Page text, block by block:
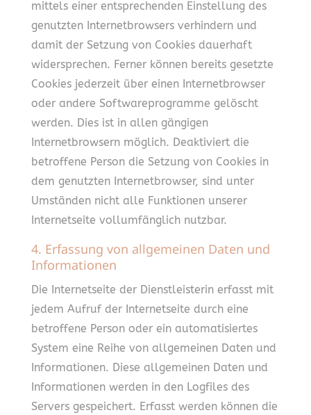
mittels einer entsprechenden Einstellung des
genutzten Internetbrowsers verhindern und
damit der Setzung von Cookies dauerhaft
widersprechen. Ferner können bereits gesetzte
Cookies jederzeit über einen Internetbrowser
oder andere Softwareprogramme gelöscht
werden. Dies ist in allen gängigen
Internetbrowsern möglich. Deaktiviert die
betroffene Person die Setzung von Cookies in
dem genutzten Internetbrowser, sind unter
Umständen nicht alle Funktionen unserer
Internetseite vollumfänglich nutzbar.
4. Erfassung von allgemeinen Daten und
Informationen
Die Internetseite der Dienstleisterin erfasst mit
jedem Aufruf der Internetseite durch eine
betroffene Person oder ein automatisiertes
System eine Reihe von allgemeinen Daten und
Informationen. Diese allgemeinen Daten und
Informationen werden in den Logfiles des
Servers gespeichert. Erfasst werden können die